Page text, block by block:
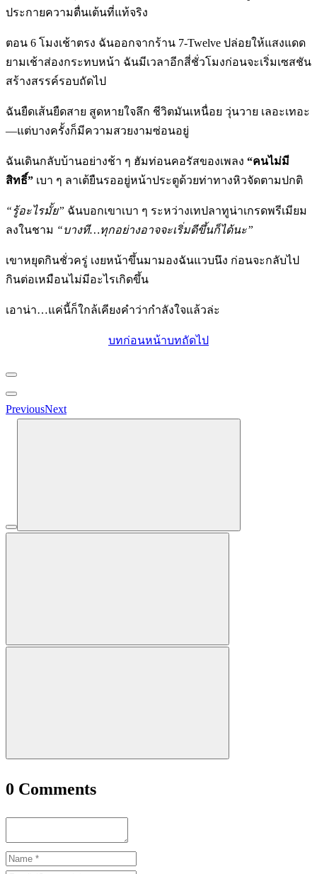
ประกายความตื่นเต้นที่แท้จริง
ตอน 6 โมงเช้าตรง ฉันออกจากร้าน 7-Twelve ปล่อยให้แสงแดด
ยามเช้าส่องกระทบหน้า ฉันมีเวลาอีกสี่ชั่วโมงก่อนจะเริ่มเซสชัน
สร้างสรรค์รอบถัดไป
ฉันยืดเส้นยืดสาย สูดหายใจลึก ชีวิตมันเหนื่อย วุ่นวาย เลอะเทอะ
—แต่บางครั้งก็มีความสวยงามซ่อนอยู่
ฉันเดินกลับบ้านอย่างช้า ๆ ฮัมท่อนคอรัสของเพลง “คนไม่มี
สิทธิ์” เบา ๆ ลาเต้ยืนรออยู่หน้าประตูด้วยท่าทางหิวจัดตามปกติ
“รู้อะไรมั้ย” ฉันบอกเขาเบา ๆ ระหว่างเทปลาทูน่าเกรดพรีเมียม
ลงในชาม “บางที…ทุกอย่างอาจจะเริ่มดีขึ้นก็ได้นะ”
เขาหยุดกินชั่วครู่ เงยหน้าขึ้นมามองฉันแวบนึง ก่อนจะกลับไป
กินต่อเหมือนไม่มีอะไรเกิดขึ้น
เอาน่า…แค่นี้ก็ใกล้เคียงคำว่ากำลังใจแล้วล่ะ
บทก่อนหน้าบทถัดไป
PreviousNext
0 Comments